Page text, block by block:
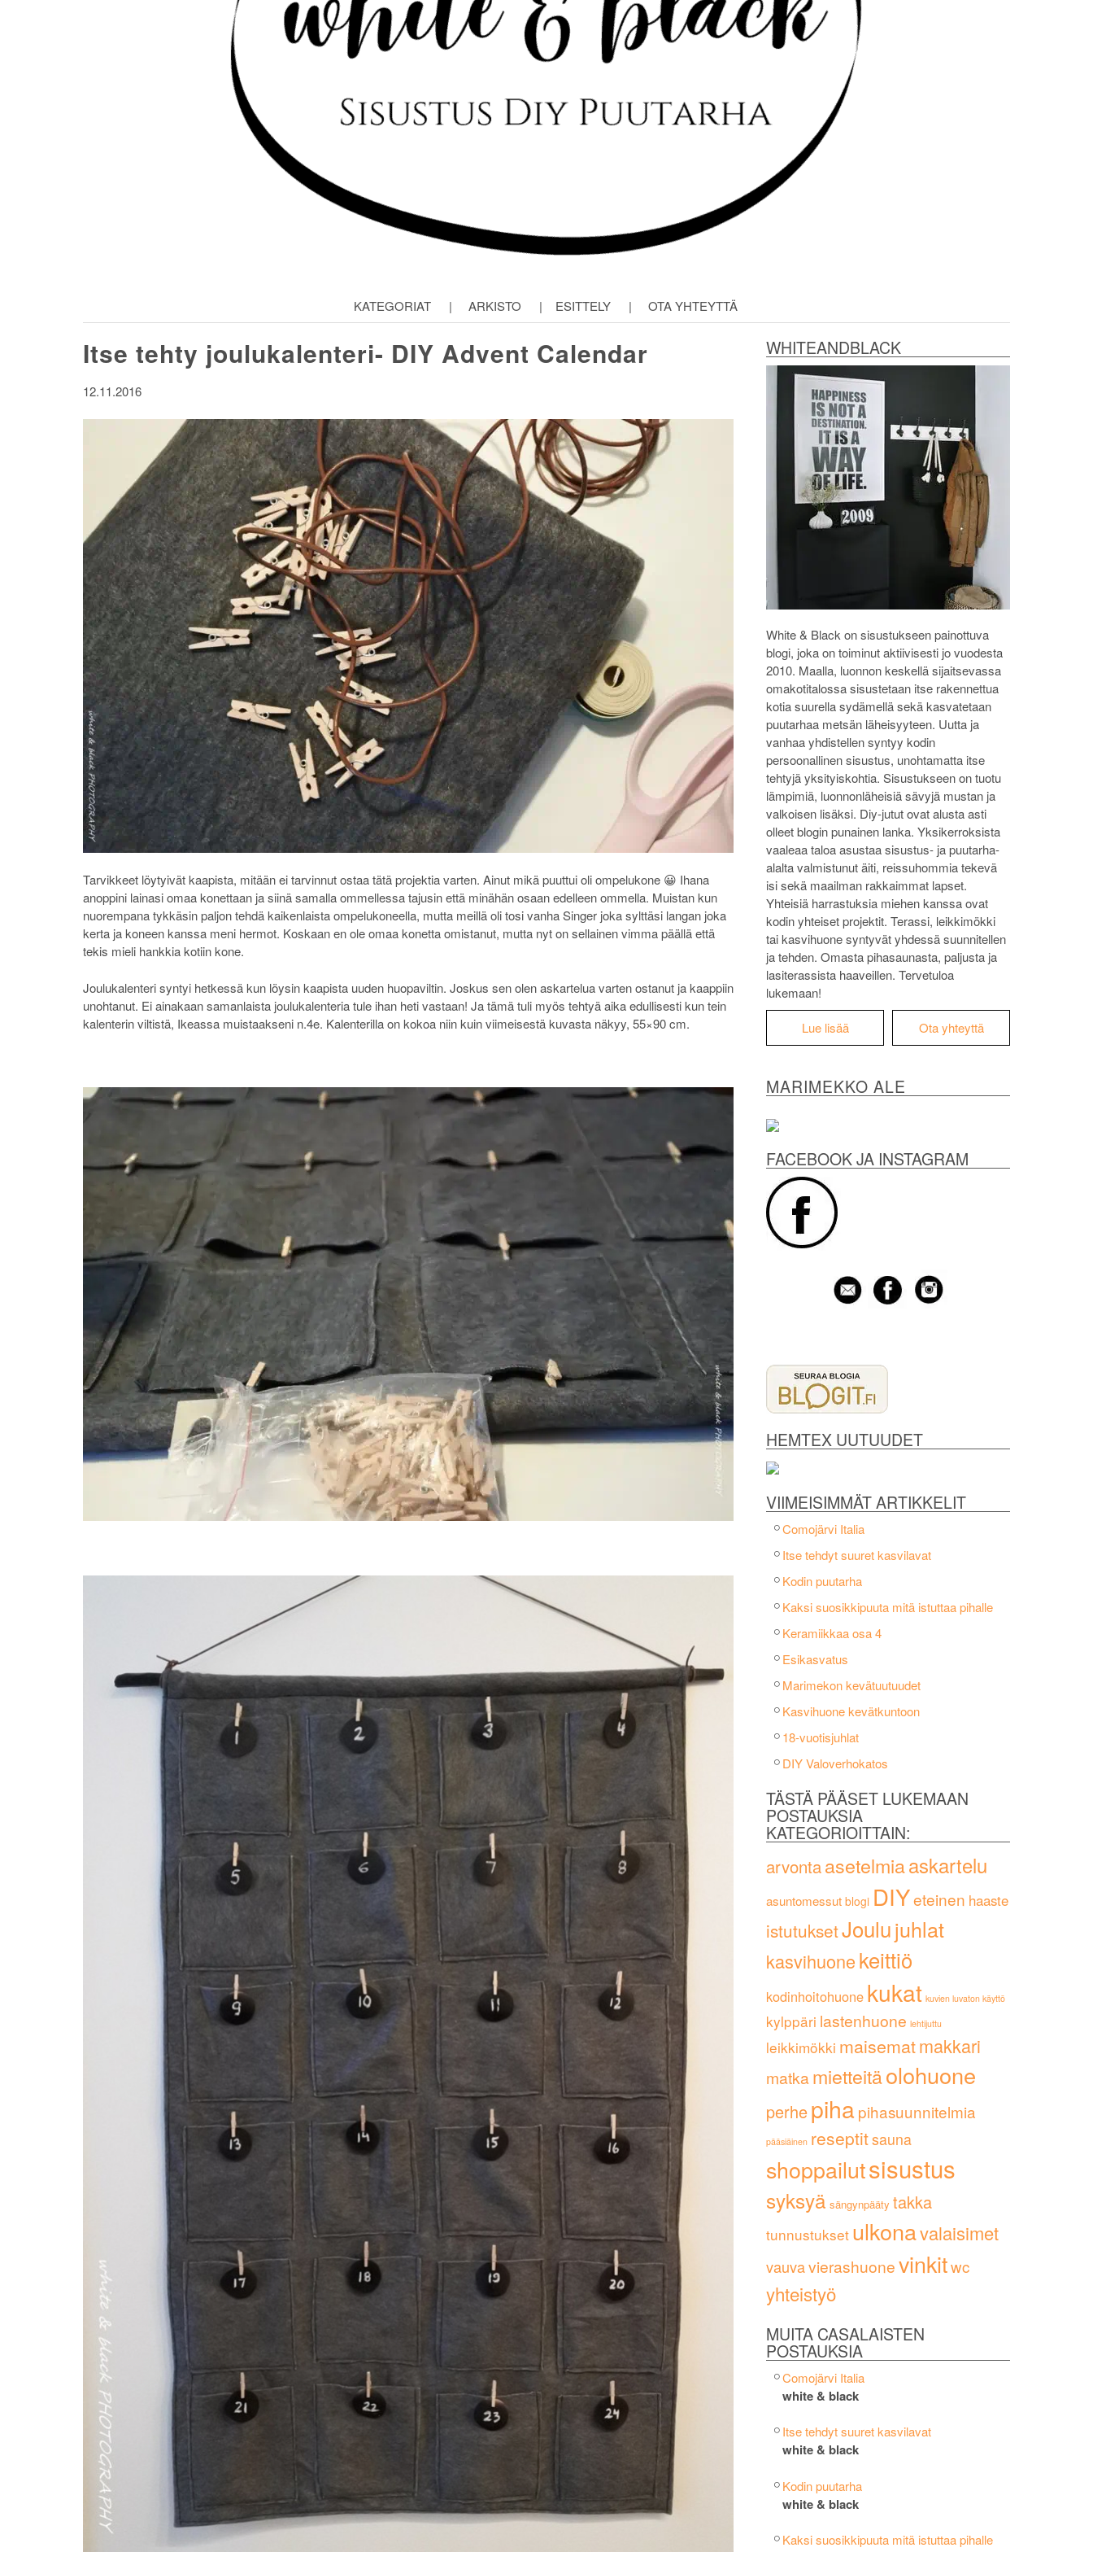
KATEGORIAT | ARKISTO | ESITTELY | OTA YHTEYTTÄ
WHITEANDBLACK
White & Black on sisustukseen painottuva
blogi, joka on toiminut aktiivisesti jo vuodesta
2010. Maalla, luonnon keskellä sijaitsevassa
omakotitalossa sisustetaan itse rakennettua
kotia suurella sydämellä sekä kasvatetaan
puutarhaa metsän läheisyyteen. Uutta ja
vanhaa yhdistellen syntyy kodin
persoonallinen sisustus, unohtamatta itse
tehtyjä yksityiskohtia. Sisustukseen on tuotu
lämpimiä, luonnonläheisiä sävyjä mustan ja
valkoisen lisäksi. Diy-jutut ovat alusta asti
olleet blogin punainen lanka. Yksikerroksista
vaaleaa taloa asustaa sisustus- ja puutarha-
alalta valmistunut äiti, reissuhommia tekevä
isi sekä maailman rakkaimmat lapset.
Yhteisiä harrastuksia miehen kanssa ovat
kodin yhteiset projektit. Terassi, leikkimökki
tai kasvihuone syntyvät yhdessä suunnitellen
ja tehden. Omasta pihasaunasta, paljusta ja
lasiterassista haaveillen. Tervetuloa
lukemaan!
Lue lisää Ota yhteyttä
MARIMEKKO ALE
FACEBOOK JA INSTAGRAM
HEMTEX UUTUUDET
VIIMEISIMMÄT ARTIKKELIT
Comojärvi Italia
Itse tehdyt suuret kasvilavat
Kodin puutarha
Kaksi suosikkipuuta mitä istuttaa pihalle
Keramiikkaa osa 4
Esikasvatus
Marimekon kevätuutuudet
Kasvihuone kevätkuntoon
18-vuotisjuhlat
DIY Valoverhokatos
TÄSTÄ PÄÄSET LUKEMAAN
POSTAUKSIA
KATEGORIOITTAIN:
arvontaasetelmiaaskartelu
asuntomessut blogi DIYeteinen haaste
istutuksetJoulujuhlat
kasvihuonekeittiö
kodinhoitohuone kukat kuvien luvaton käyttö
kylppäri lastenhuone lehtijuttu
leikkimökki maisematmakkari
matkamietteitäolohuone
perhepihapihasuunnitelmia
pääsiäinen reseptitsauna
shoppailutsisustus
syksyä sängynpääty takka
tunnustukset ulkonavalaisimet
vauvavierashuonevinkitwc
yhteistyö
MUITA CASALAISTEN
POSTAUKSIA
Comojärvi Italia
white & black
Itse tehdyt suuret kasvilavat
white & black
Kodin puutarha
white & black
Kaksi suosikkipuuta mitä istuttaa pihalle
Itse tehty joulukalenteri- DIY Advent Calendar
12.11.2016
Tarvikkeet löytyivät kaapista, mitään ei tarvinnut ostaa tätä projektia varten. Ainut mikä puuttui oli ompelukone 😀 Ihana
anoppini lainasi omaa konettaan ja siinä samalla ommellessa tajusin että minähän osaan edelleen ommella. Muistan kun
nuorempana tykkäsin paljon tehdä kaikenlaista ompelukoneella, mutta meillä oli tosi vanha Singer joka sylttäsi langan joka
kerta ja koneen kanssa meni hermot. Koskaan en ole omaa konetta omistanut, mutta nyt on sellainen vimma päällä että
tekis mieli hankkia kotiin kone.
Joulukalenteri syntyi hetkessä kun löysin kaapista uuden huopaviltin. Joskus sen olen askartelua varten ostanut ja kaappiin
unohtanut. Ei ainakaan samanlaista joulukalenteria tule ihan heti vastaan! Ja tämä tuli myös tehtyä aika edullisesti kun tein
kalenterin viltistä, Ikeassa muistaakseni n.4e. Kalenterilla on kokoa niin kuin viimeisestä kuvasta näkyy, 55×90 cm.